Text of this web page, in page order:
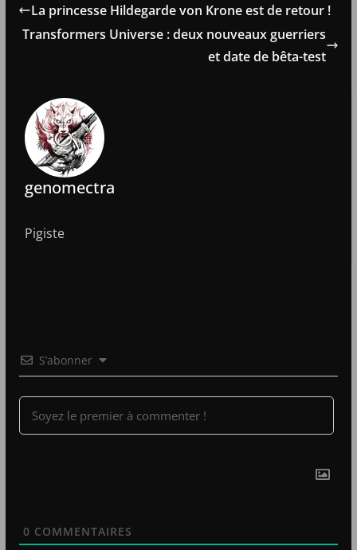
La princesse Hildegarde von Krone est de retour !
Transformers Universe : deux nouveaux guerriers
et date de bêta-test
genomectra
Pigiste
S’abonner
0 COMMENTAIRES